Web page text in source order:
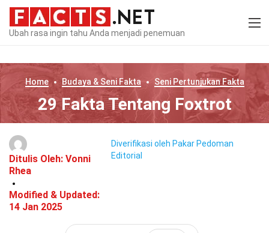
Ubah rasa ingin tahu Anda menjadi penemuan
Home Budaya & SeniFakta Seni PertunjukanFakta
29 Fakta Tentang Foxtrot
Ditulis Oleh: Vonni
Rhea
Modified & Updated:
14 Jan 2025
Diverifikasi oleh Pakar Pedoman
Editorial